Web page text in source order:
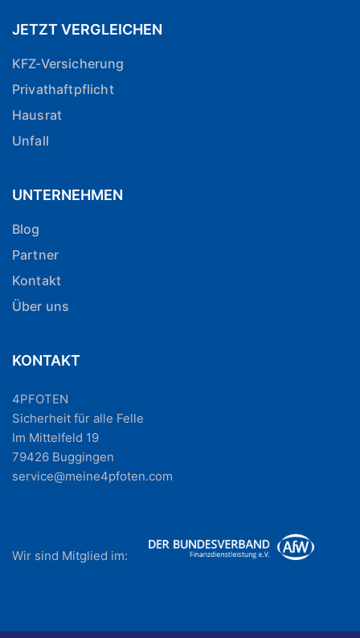
JETZT VERGLEICHEN
KFZ-Versicherung
Privathaftpflicht
Hausrat
Unfall
UNTERNEHMEN
Blog
Partner
Kontakt
Über uns
KONTAKT
4PFOTEN
Sicherheit für alle Felle
Im Mittelfeld 19
79426 Buggingen
service@meine4pfoten.com
Wir sind Mitglied im: